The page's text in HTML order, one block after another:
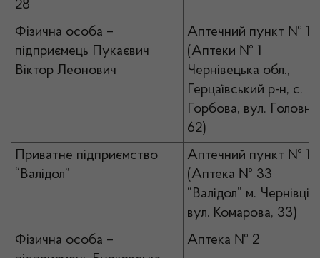
28
Фізична особа –
підприємець Пукаєвич
Віктор Леонович
Аптечний пункт № 1
(Аптеки № 1
Чернівецька обл.,
Герцаївський р-н, с.
Горбова, вул. Головна,
62)
Приватне підприємство
“Валідол”
Аптечний пункт № 1
(Аптека № 33
“Валідол” м. Чернівці,
вул. Комарова, 33)
Фізична особа –
Аптека № 2